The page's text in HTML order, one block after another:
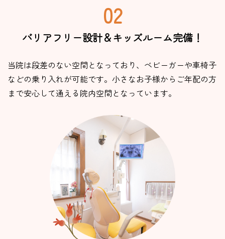
02
バリアフリー設計＆キッズルーム完備！
当院は段差のない空間となっており、ベビーガーや車椅子
などの乗り入れが可能です。小さなお子様からご年配の方
まで安心して通える院内空間となっています。